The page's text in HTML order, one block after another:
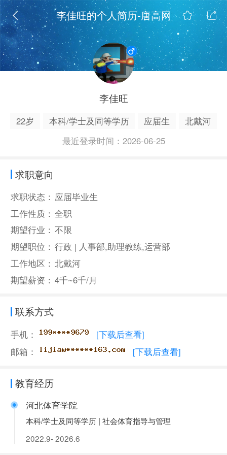
李佳旺的个人简历-唐高网
李佳旺
22岁 本科/学士及同等学历 应届生
北戴河
最近登录时间：2026-06-25
求职意向
求职状态： 应届毕业生
工作性质： 全职
期望行业： 不限
期望职位： 行政 | 人事部,助理教练,运营部
工作地区： 北戴河
期望薪资： 4千~6千/月
联系方式
手机：
[下载后查看]
邮箱：
[下载后查看]
教育经历
河北体育学院
本科/学士及同等学历 | 社会体育指导与管理
2022.9- 2026.6